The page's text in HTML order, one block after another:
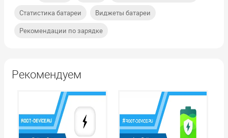
Статистика батареи Виджеты батареи
Рекомендации по зарядке
Рекомендуем